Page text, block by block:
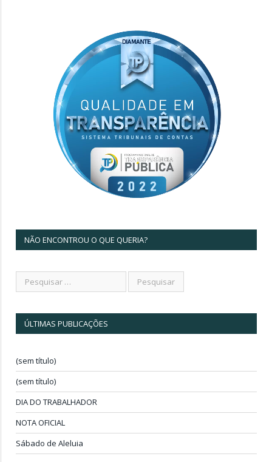
NÃO ENCONTROU O QUE QUERIA?
ÚLTIMAS PUBLICAÇÕES
(sem título)
(sem título)
DIA DO TRABALHADOR
NOTA OFICIAL
Sábado de Aleluia